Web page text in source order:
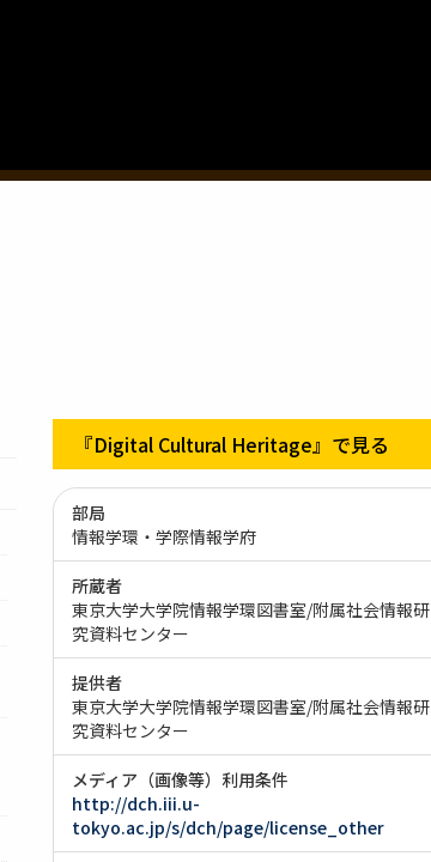
『Digital Cultural Heritage』で見る
部局
情報学環・学際情報学府
所蔵者
東京大学大学院情報学環図書室/附属社会情報研
究資料センター
提供者
東京大学大学院情報学環図書室/附属社会情報研
究資料センター
メディア（画像等）利用条件
http://dch.iii.u-
tokyo.ac.jp/s/dch/page/license_other